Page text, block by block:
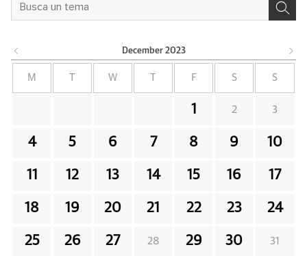
December 2023
M W F S S
1 2 3
4 5 6 7 8 9 10
11 12 13 14 15 16 17
18 19 20 21 22 23 24
25 26 27 28 29 30 31